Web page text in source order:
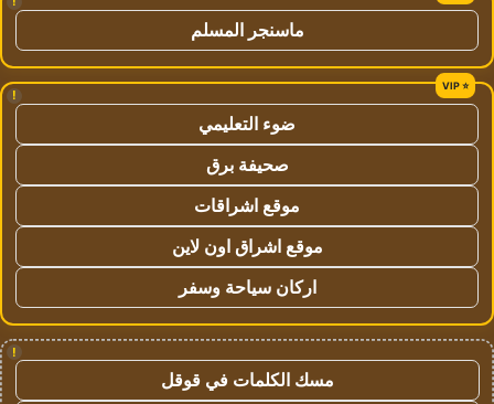
ماسنجر المسلم
!
ضوء التعليمي
صحيفة برق
موقع اشراقات
موقع اشراق اون لاين
اركان سياحة وسفر
!
مسك الكلمات في قوقل